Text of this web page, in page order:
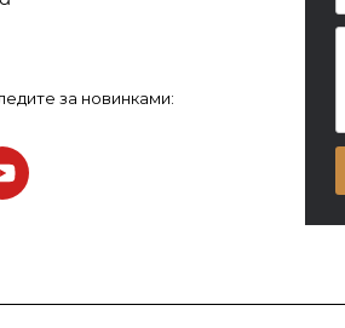
за новинками: